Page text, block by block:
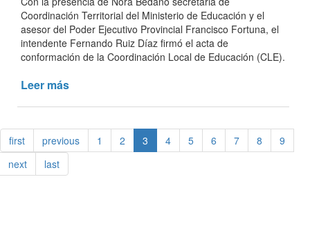
Coordinación Territorial del Ministerio de Educación y el
asesor del Poder Ejecutivo Provincial Francisco Fortuna, el
intendente Fernando Ruiz Díaz firmó el acta de
conformación de la Coordinación Local de Educación (CLE).
Leer más
Molle
tiene
first previous 1 2 3 4 5 6 7 8
9
next
last